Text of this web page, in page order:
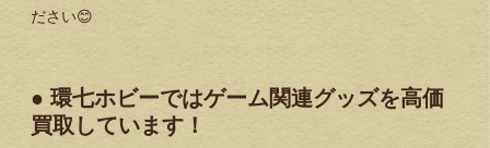
ださい😊
● 環七ホビーではゲーム関連グッズを高価
買取しています！